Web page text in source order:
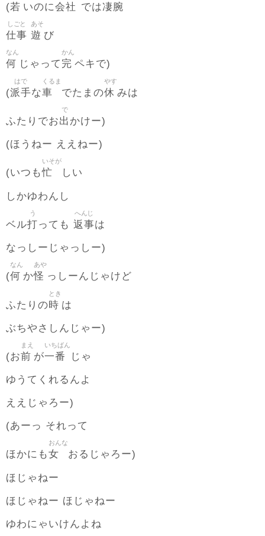
(若 いのに会社 では凄腕
仕事
しごと
遊
あそ
び
何
なん
じゃって 完
かん
ペキで)
(派手
はで
な車
くるま
でたまの休
やす
みは
ふたりでお出
で
かけー)
(ほうねー ええねー)
(いつも忙
いそが
しい
しかゆわんし
ベル打
う
っても 返事
へんじ
は
なっしーじゃっしー)
(何
なん
か怪
あや
っしーんじゃけど
ふたりの時
とき
は
ぶちやさしんじゃー)
(お前
まえ
が一番
いちばん
じゃ
ゆうてくれるんよ
ええじゃろー)
(あーっ それって
ほかにも女
おんな
おるじゃろー)
ほじゃねー
ほじゃねー ほじゃねー
ゆわにゃいけんよね